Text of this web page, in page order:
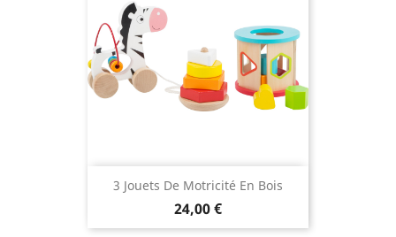
3 Jouets De Motricité En Bois
24,00 €